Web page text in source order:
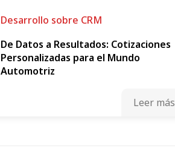
Desarrollo sobre CRM
De Datos a Resultados: Cotizaciones
Personalizadas para el Mundo
Automotriz
Leer más